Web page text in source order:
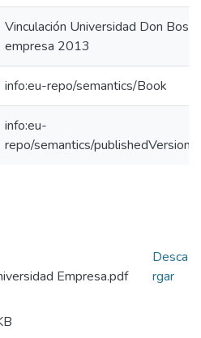
Vinculación Universidad Don Bosco
empresa 2013
info:eu-repo/semantics/Book
info:eu-
repo/semantics/publishedVersion
Empresa.pdf
Desca
rgar